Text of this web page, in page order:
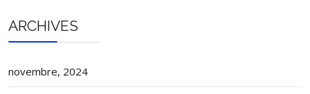
ARCHIVES
novembre, 2024